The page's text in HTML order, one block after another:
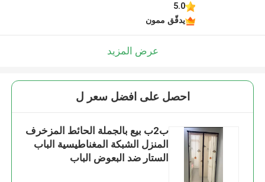
5.0
يدقّق ممون
عرض المزيد
احصل على افضل سعر ل
ب2ب بيع بالجملة الحائط المزخرف
المنزل الشبكة المغناطيسية الباب
الستار ضد البعوض الباب